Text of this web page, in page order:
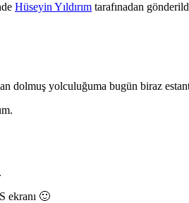
Hüseyin Yıldırım tarafınadan
dolmuş yolculuğuma bugün biraz
ekranı 🙂